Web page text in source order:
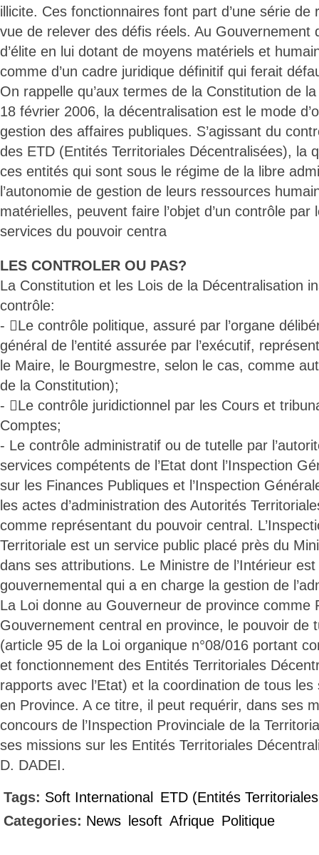
illicite. Ces fonctionnaires font part d’une série de
vue de relever des défis réels. Au Gouvernement
d’élite en lui dotant de moyens matériels et
comme d’un cadre juridique définitif qui ferait
On rappelle qu’aux termes de la Constitution de
18 février 2006, la décentralisation est le mode
gestion des affaires publiques. S’agissant du
des ETD (Entités Territoriales Décentralisées), la
ces entités qui sont sous le régime de la libre
l’autonomie de gestion de leurs ressources
matérielles, peuvent faire l’objet d’un contrôle par
services du pouvoir centra
LES CONTROLER OU PAS?
La Constitution et les Lois de la Décentralisation
contrôle:
- Le contrôle politique, assuré par l’organe
général de l’entité assurée par l’exécutif,
le Maire, le Bourgmestre, selon le cas, comme
de la Constitution);
- Le contrôle juridictionnel par les Cours et
Comptes;
- Le contrôle administratif ou de tutelle par
services compétents de l’Etat dont l’Inspection
sur les Finances Publiques et l’Inspection
les actes d’administration des Autorités
comme représentant du pouvoir central.
Territoriale est un service public placé près du
dans ses attributions. Le Ministre de l’Intérieur
gouvernemental qui a en charge la gestion de
La Loi donne au Gouverneur de province comme
Gouvernement central en province, le pouvoir de
(article 95 de la Loi organique n°08/016 portant
et fonctionnement des Entités Territoriales
rapports avec l’Etat) et la coordination de tous
en Province. A ce titre, il peut requérir, dans ses
concours de l’Inspection Provinciale de la
ses missions sur les Entités Territoriales
D. DADEI.
Tags: Soft International
ETD (Entités
Categories: News lesoft Afrique Politique